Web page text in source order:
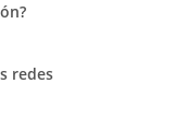
redes